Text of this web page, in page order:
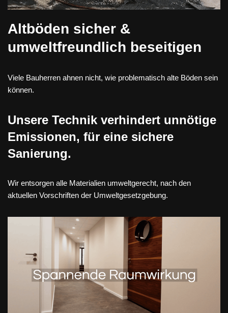
Altböden sicher &
umweltfreundlich beseitigen
Viele Bauherren ahnen nicht, wie problematisch alte Böden sein
können.
Unsere Technik verhindert unnötige
Emissionen, für eine sichere
Sanierung.
Wir entsorgen alle Materialien umweltgerecht, nach den
aktuellen Vorschriften der Umweltgesetzgebung.